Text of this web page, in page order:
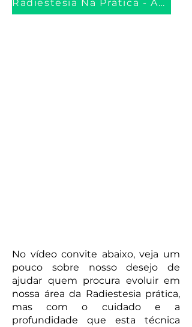
Radiestesia Na Prática - Adquira Já!
No vídeo convite abaixo, veja um
pouco sobre nosso desejo de
ajudar quem procura evoluir em
nossa área da Radiestesia prática,
mas com o cuidado e a
profundidade que esta técnica